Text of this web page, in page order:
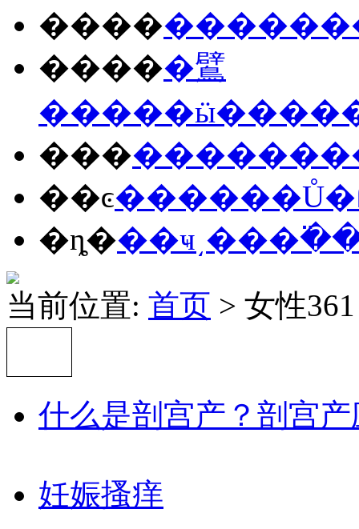
��������
�����鷿
�����ӹ�
�������
��ͼ������Ů
�ȵ���ҹ ͵���߳�
当前位置: 首页 > 女性
什么是剖宫产？剖宫
妊娠搔痒